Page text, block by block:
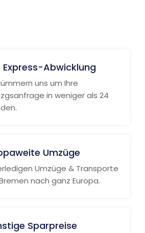
Express-Abwicklung
uns um Ihre
in weniger als 24
Umzüge
Umzüge & Transporte
nach ganz Europa.
Sparpreise